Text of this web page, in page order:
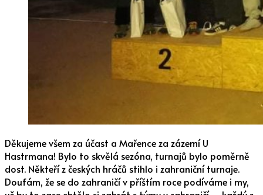
Děkujeme všem za účast a Mařence za zázemí U
Hastrmana! Bylo to skvělá sezóna, turnajů bylo poměrně
dost. Někteří z českých hráčů stihlo i zahraniční turnaje.
Doufám, že se do zahraničí v příštím roce podíváme i my,